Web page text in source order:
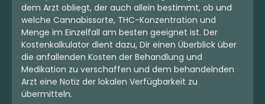
dem Arzt obliegt, der auch allein bestimmt, ob und
welche Cannabissorte, THC-Konzentration und
Menge im Einzelfall am besten geeignet ist. Der
Kostenkalkulator dient dazu, Dir einen Überblick über
die anfallenden Kosten der Behandlung und
Medikation zu verschaffen und dem behandelnden
Arzt eine Notiz der lokalen Verfügbarkeit zu
übermitteln.